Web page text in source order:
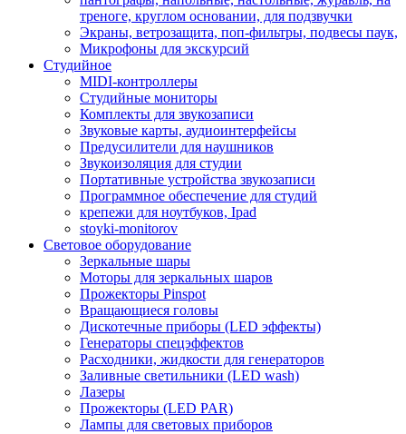
треноге, круглом основании, для подзвучки
Экраны, ветрозащита, поп-фильтры, подвесы паук,
Микрофоны для экскурсий
Студийное
MIDI-контроллеры
Студийные мониторы
Комплекты для звукозаписи
Звуковые карты, аудиоинтерфейсы
Предусилители для наушников
Звукоизоляция для студии
Портативные устройства звукозаписи
Программное обеспечение для студий
крепежи для ноутбуков, Ipad
stoyki-monitorov
Световое оборудование
Зеркальные шары
Моторы для зеркальных шаров
Прожекторы Pinspot
Вращающиеся головы
Дискотечные приборы (LED эффекты)
Генераторы спецэффектов
Расходники, жидкости для генераторов
Заливные светильники (LED wash)
Лазеры
Прожекторы (LED PAR)
Лампы для световых приборов